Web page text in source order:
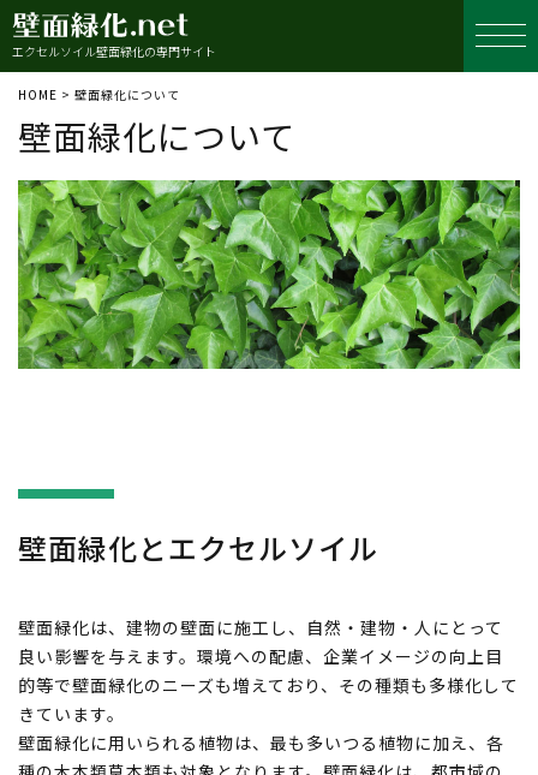
エクセルソイル壁面緑化の専門サイト
HOME > 壁面緑化について
壁面緑化について
壁面緑化とエクセルソイル
壁面緑化は、建物の壁面に施工し、自然・建物・人にとって
良い影響を与えます。環境への配慮、企業イメージの向上目
的等で壁面緑化のニーズも増えており、その種類も多様化して
きています。
壁面緑化に用いられる植物は、最も多いつる植物に加え、各